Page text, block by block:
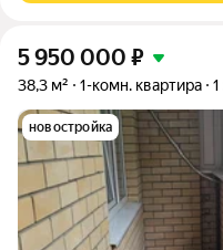
5 950 000 ₽
38,3 м² 1-комн. квартира 1
новостройка